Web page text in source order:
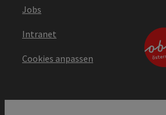
Jobs
Intranet
Cookies anpassen